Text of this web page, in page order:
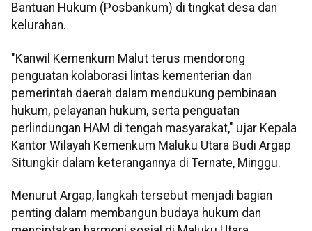
Bantuan Hukum (Posbankum) di tingkat desa dan
kelurahan.
"Kanwil Kemenkum Malut terus mendorong
penguatan kolaborasi lintas kementerian dan
pemerintah daerah dalam mendukung pembinaan
hukum, pelayanan hukum, serta penguatan
perlindungan HAM di tengah masyarakat," ujar Kepala
Kantor Wilayah Kemenkum Maluku Utara Budi Argap
Situngkir dalam keterangannya di Ternate, Minggu.
Menurut Argap, langkah tersebut menjadi bagian
penting dalam membangun budaya hukum dan